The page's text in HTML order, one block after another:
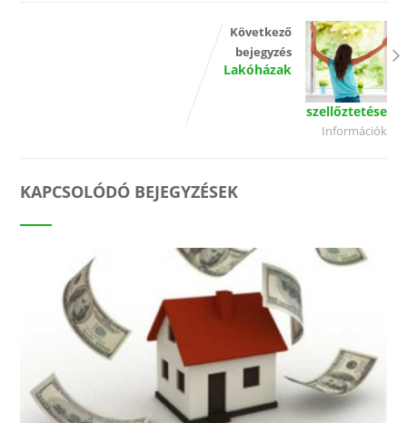
Következő
bejegyzés
Lakóházak
szellőztetése
Információk
KAPCSOLÓDÓ BEJEGYZÉSEK